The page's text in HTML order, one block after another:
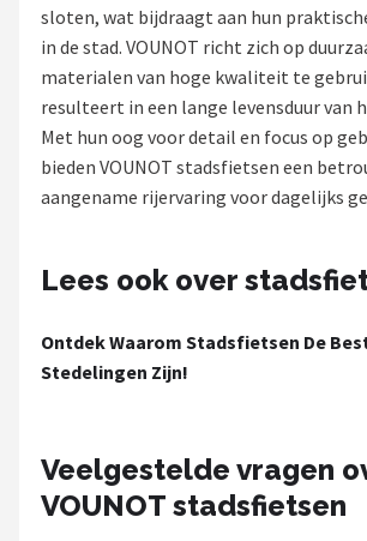
Mountainbikes
Shop
Basil
ABUS
AXA
BBB Cycling
sloten, wat bijdraagt aan hun
in de stad. VOUNOT richt zich op
materialen van hoge kwaliteit te
resulteert in een lange levensduur van
Met hun oog voor detail en focus op
bieden VOUNOT stadsfietsen een
aangename rijervaring voor dagelijks
Lees ook over
Ontdek Waarom Stadsfietsen De
Stedelingen Zijn!
Veelgestelde vragen
VOUNOT stadsfietsen